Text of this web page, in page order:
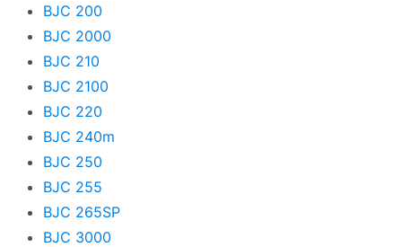
SmartBase
T-Fax
TM
TR
TS
BJC 200
BJC 2000
BJC 210
BJC 2100
BJC 220
BJC 240m
BJC 250
BJC 255
BJC 265SP
BJC 3000